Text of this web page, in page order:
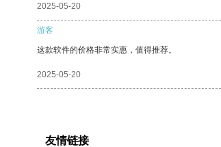
2025-05-20
游客
这款软件的价格非常实惠，值得推荐。
2025-05-20
友情链接